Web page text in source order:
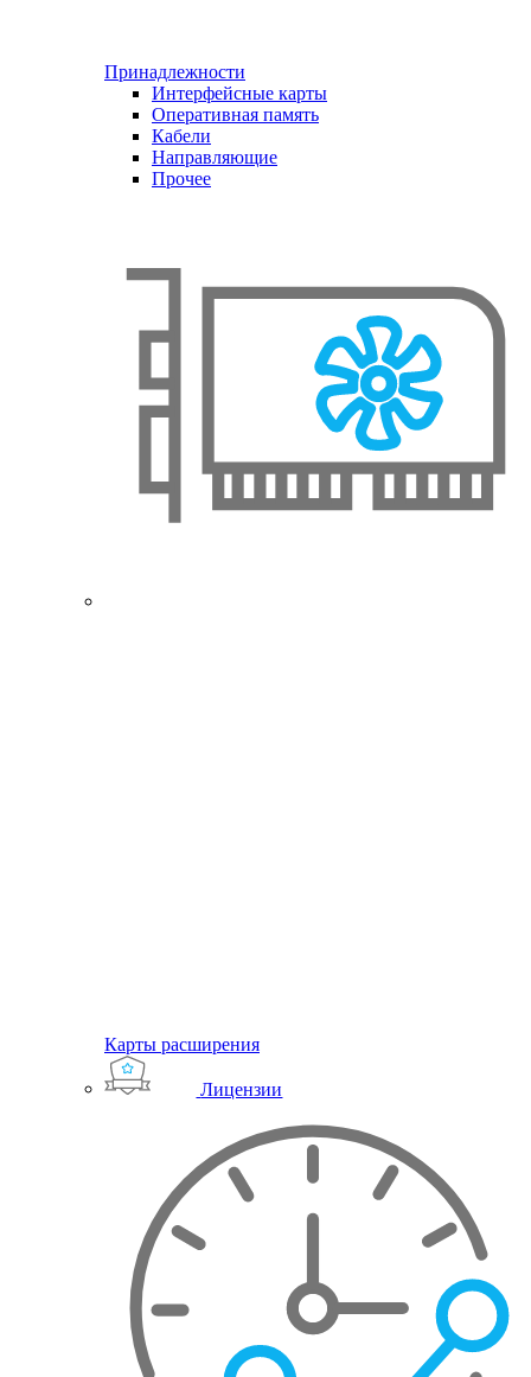
Принадлежности
Интерфейсные карты
Оперативная память
Кабели
Направляющие
Прочее
Карты расширения
Лицензии